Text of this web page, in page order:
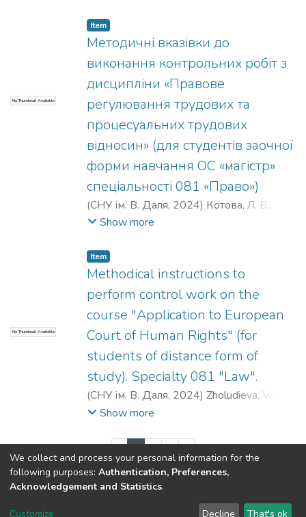
No Thumbnail Available
Item
Методичні вказівки до
виконання контрольних робіт з
дисципліни «Правове
регулювання трудових та
процесуальних трудових
відносин» (для студентів заочної
форми навчання ОС «магістр»
спеціальності 081 «Право»)
(СНУ ім. В. Даля, 2024) Котова, Л. В.
Арсентьєва, О. С.
Show more
No Thumbnail Available
Item
Methodical instructions to
perform control work on the
course "Application to European
Court of Human Rights" (for
students of distance form of
study). Specialty 081 "Law".
(СНУ ім. В. Даля, 2024) Zholudieva, V.
Tatarenko, H.;
Л. В.;Гриценко, Г. М.
Show more
(current)
Dspace & Volodymyr Dahl East Ukrainian National University
LYRASIS
We collect and process your personal information for the
following purposes: Authentication, Preferences,
Acknowledgement and Statistics.
Customize Decline That's ok